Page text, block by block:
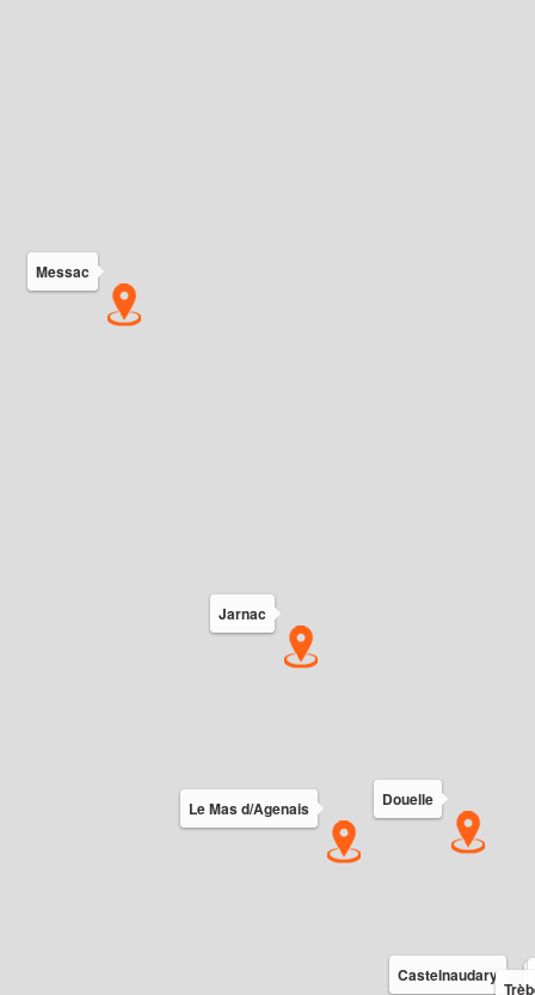
Castelnaudary
Douelle
Jarnac
Le Mas d/Agenais
Messac